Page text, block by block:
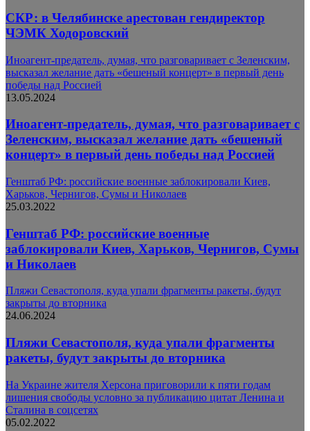
СКР: в Челябинске арестован гендиректор
ЧЭМК Ходоровский
Иноагент-предатель, думая, что разговаривает с Зеленским,
высказал желание дать «бешеный концерт» в первый день
победы над Россией
13.05.2024
Иноагент-предатель, думая, что разговаривает с
Зеленским, высказал желание дать «бешеный
концерт» в первый день победы над Россией
Генштаб РФ: российские военные заблокировали Киев,
Харьков, Чернигов, Сумы и Николаев
25.03.2022
Генштаб РФ: российские военные
заблокировали Киев, Харьков, Чернигов, Сумы
и Николаев
Пляжи Севастополя, куда упали фрагменты ракеты, будут
закрыты до вторника
24.06.2024
Пляжи Севастополя, куда упали фрагменты
ракеты, будут закрыты до вторника
На Украине жителя Херсона приговорили к пяти годам
лишения свободы условно за публикацию цитат Ленина и
Сталина в соцсетях
05.02.2022